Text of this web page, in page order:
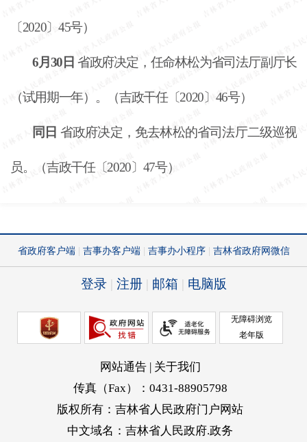
〔2020〕45号）
6月30日 省政府决定，任命林松为省司法厅副厅长
（试用期一年）。（吉政干任〔2020〕46号）
同日 省政府决定，免去林松的省司法厅二级巡视
员。（吉政干任〔2020〕47号）